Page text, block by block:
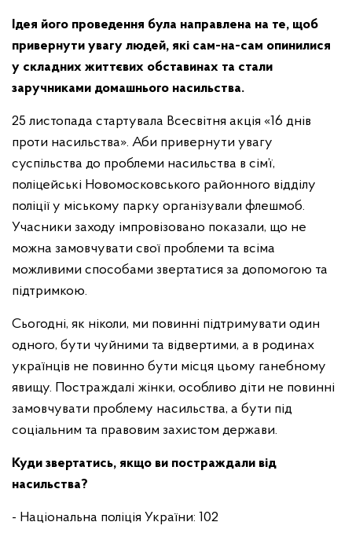
Ідея його проведення була направлена на те, щоб
привернути увагу людей, які сам-на-сам опинилися
у складних життєвих обставинах та стали
заручниками домашнього насильства.
25 листопада стартувала Всесвітня акція «16 днів
проти насильства». Аби привернути увагу
суспільства до проблеми насильства в сім’ї,
поліцейські Новомосковського районного відділу
поліції у міському парку організували флешмоб.
Учасники заходу імпровізовано показали, що не
можна замовчувати свої проблеми та всіма
можливими способами звертатися за допомогою та
підтримкою.
Сьогодні, як ніколи, ми повинні підтримувати один
одного, бути чуйними та відвертими, а в родинах
українців не повинно бути місця цьому ганебному
явищу. Постраждалі жінки, особливо діти не повинні
замовчувати проблему насильства, а бути під
соціальним та правовим захистом держави.
Куди звертатись, якщо ви постраждали від
насильства?
- Національна поліція України: 102